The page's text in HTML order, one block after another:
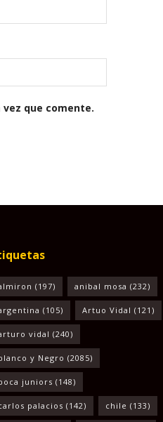
que comente.
(197) anibal mosa (232)
(105) Artuo Vidal (121)
vidal (240)
y Negro (2085)
juniors (148)
palacios (142) chile (133)